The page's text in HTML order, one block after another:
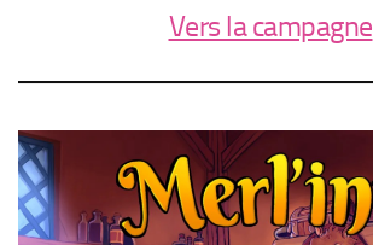
Vers la campagne